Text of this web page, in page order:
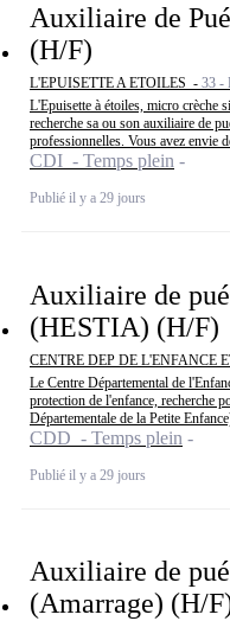
Auxiliaire de
(H/F)
L'EPUISETTE A ETOILES - 33 -
L'Epuisette à étoiles, micro crèche
recherche sa ou son auxiliaire de
professionnelles. Vous avez envie
CDI - Temps plein
Publié il y a 29 jours
Auxiliaire de
(HESTIA) (H/F)
CENTRE DEP DE L'ENFANCE
Le Centre Départemental de
protection de l'enfance, recherche
Départementale de la Petite
CDD - Temps plein
Publié il y a 29 jours
Auxiliaire de
(Amarrage) (H/